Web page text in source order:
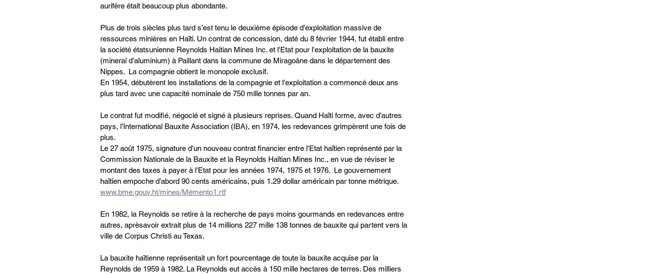
aurifère était beaucoup plus abondante.
Plus de trois siècles plus tard s’est tenu le deuxième épisode d’exploitation massive de
ressources minières en Haïti. Un contrat de concession, daté du 8 février 1944, fut établi entre
la société étatsunienne Reynolds Haitian Mines Inc. et l'Etat pour l'exploitation de la bauxite
(minerai d’aluminium) à Paillant dans la commune de Miragoâne dans le département des
Nippes.  La compagnie obtient le monopole exclusif.
En 1954, débutèrent les installations de la compagnie et l'exploitation a commencé deux ans
plus tard avec une capacité nominale de 750 mille tonnes par an.
Le contrat fut modifié, négocié et signé à plusieurs reprises. Quand Haïti forme, avec d’autres
pays, l’International Bauxite Association (IBA), en 1974, les redevances grimpèrent une fois de
plus.
Le 27 août 1975, signature d'un nouveau contrat financier entre l'Etat haïtien représenté par la
Commission Nationale de la Bauxite et la Reynolds Haïtian Mines Inc., en vue de réviser le
montant des taxes à payer à l'Etat pour les années 1974, 1975 et 1976.  Le gouvernement
haïtien empoche d’abord 90 cents américains, puis 1.29 dollar américain par tonne métrique.
www.bme.gouv.ht/mines/Mémento1.rtf
En 1982, la Reynolds se retire à la recherche de pays moins gourmands en redevances entre
autres, aprèsavoir extrait plus de 14 millions 227 mille 138 tonnes de bauxite qui partent vers la
ville de Corpus Christi au Texas.
La bauxite haïtienne représentait un fort pourcentage de toute la bauxite acquise par la
Reynolds de 1959 à 1982. La Reynolds eut accès à 150 mille hectares de terres. Des milliers